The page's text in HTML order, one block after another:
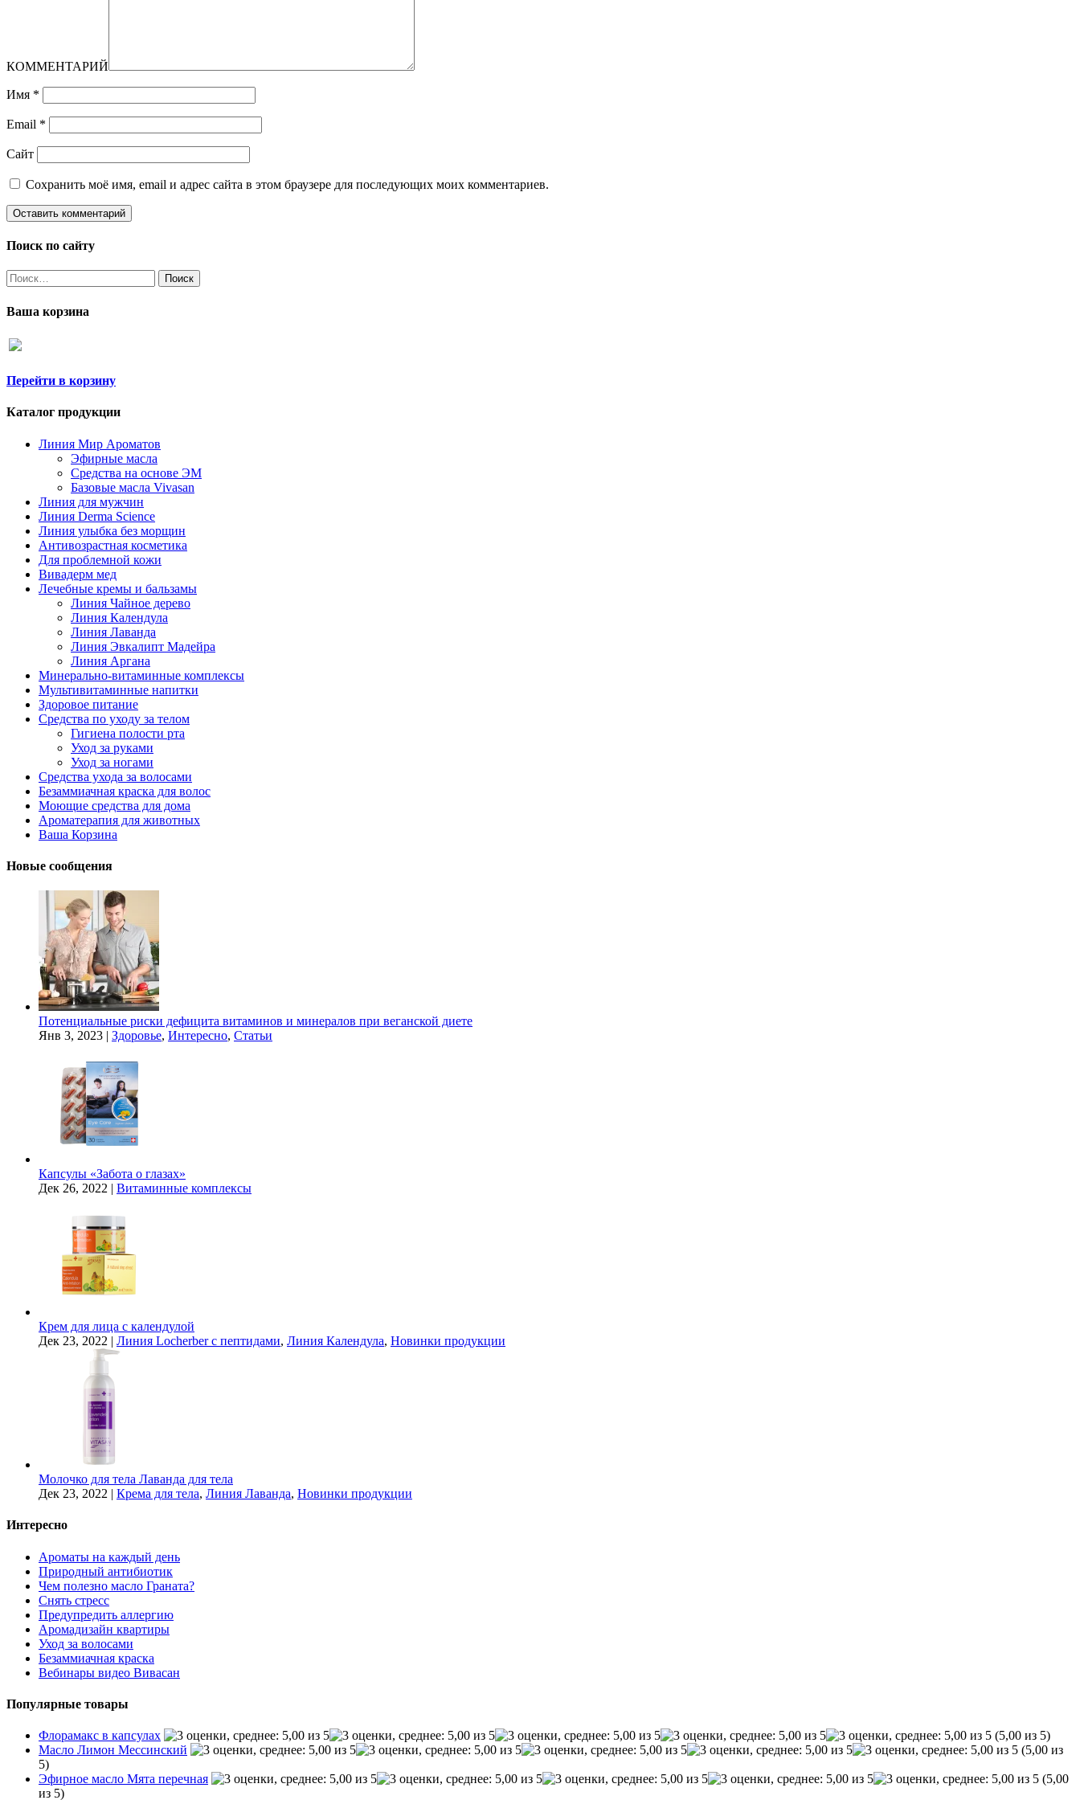
КОММЕНТАРИЙ
Имя *
Email *
Сайт
Сохранить моё имя, email и адрес сайта в этом браузере для последующих моих комментариев.
Поиск по сайту
Найти:
Ваша корзина
Перейти в корзину
Каталог продукции
Линия Мир Ароматов
Эфирные масла
Средства на основе ЭМ
Базовые масла Vivasan
Линия для мужчин
Линия Derma Science
Линия улыбка без морщин
Антивозрастная косметика
Для проблемной кожи
Вивадерм мед
Лечебные кремы и бальзамы
Линия Чайное дерево
Линия Календула
Линия Лаванда
Линия Эвкалипт Мадейра
Линия Аргана
Минерально-витаминные комплексы
Мультивитаминные напитки
Здоровое питание
Средства по уходу за телом
Гигиена полости рта
Уход за руками
Уход за ногами
Средства ухода за волосами
Безаммиачная краска для волос
Моющие средства для дома
Ароматерапия для животных
Ваша Корзина
Новые сообщения
Потенциальные риски дефицита витаминов и минералов при веганской диете
Янв 3, 2023 | Здоровье, Интересно, Статьи
Капсулы «Забота о глазах»
Дек 26, 2022 | Витаминные комплексы
Крем для лица с календулой
Дек 23, 2022 | Линия Locherber с пептидами, Линия Календула, Новинки продукции
Молочко для тела Лаванда для тела
Дек 23, 2022 | Крема для тела, Линия Лаванда, Новинки продукции
Интересно
Ароматы на каждый день
Природный антибиотик
Чем полезно масло Граната?
Снять стресс
Предупредить аллергию
Аромадизайн квартиры
Уход за волосами
Безаммиачная краска
Вебинары видео Вивасан
Популярные товары
Флорамакс в капсулах
(5,00 из 5)
Масло Лимон Мессинский
(5,00 из
5)
Эфирное масло Мята перечная
(5,00
из 5)